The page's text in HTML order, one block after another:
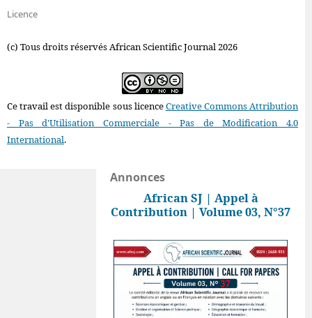
Licence
(c) Tous droits réservés African Scientific Journal 2026
Ce travail est disponible sous licenceCreative Commons Attribution
- Pas d'Utilisation Commerciale - Pas de Modification 4.0
International.
Annonces
African SJ | Appel à
Contribution | Volume 03, N°37